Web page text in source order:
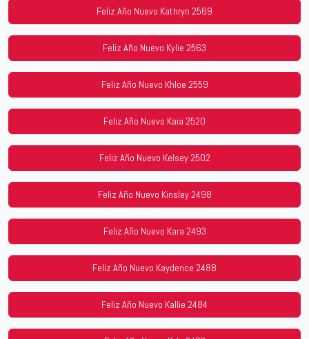
Feliz Año Nuevo Kathryn 2569
Feliz Año Nuevo Kylie 2563
Feliz Año Nuevo Khloe 2559
Feliz Año Nuevo Kaia 2520
Feliz Año Nuevo Kelsey 2502
Feliz Año Nuevo Kinsley 2498
Feliz Año Nuevo Kara 2493
Feliz Año Nuevo Kaydence 2488
Feliz Año Nuevo Kallie 2484